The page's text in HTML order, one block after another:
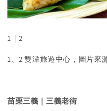
1｜2
1、2 雙潭旅遊中心，圖片來
苗栗三義｜三義老街